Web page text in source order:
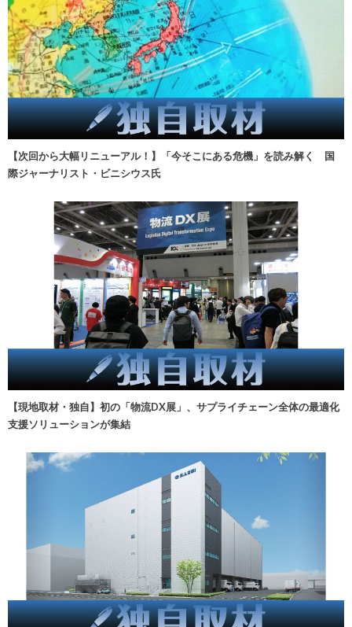
【次回から大幅リニューアル！】「今そこにある危機」を読み解く 国
際ジャーナリスト・ビニシウス氏
【現地取材・独自】初の「物流DX展」、サプライチェーン全体の最適化
支援ソリューションが集結